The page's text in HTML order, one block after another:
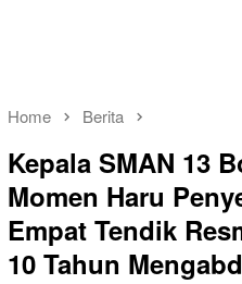
Home Berita
Kepala SMAN 13
Momen Haru
Empat Tendik
10 Tahun